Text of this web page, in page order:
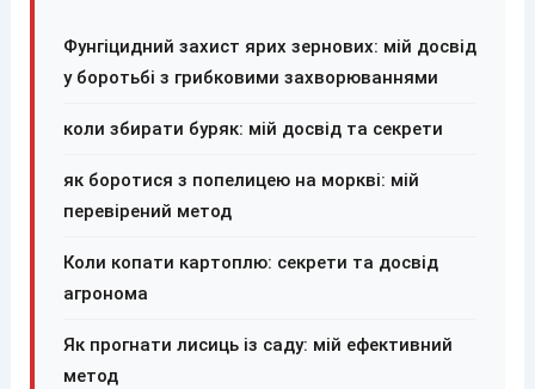
Фунгіцидний захист ярих зернових: мій досвід
у боротьбі з грибковими захворюваннями
коли збирати буряк: мій досвід та секрети
як боротися з попелицею на моркві: мій
перевірений метод
Коли копати картоплю: секрети та досвід
агронома
Як прогнати лисиць із саду: мій ефективний
метод